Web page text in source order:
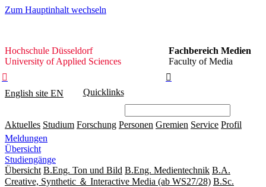
Zum Hauptinhalt wechseln
Hochschule
Düsseldorf
Hochschule Düsseldorf
University of Applied Sciences
Fachbereich Medien
Faculty of Media


English site EN Quicklinks
Aktuelles Studium Forschung Personen Gremien Service Profil
Meldungen
Übersicht
Studiengänge
Übersicht B.Eng. Ton und Bild B.Eng. Medientechnik B.A.
Creative, Synthetic ＆ Interactive Media (ab WS27/28) B.Sc.